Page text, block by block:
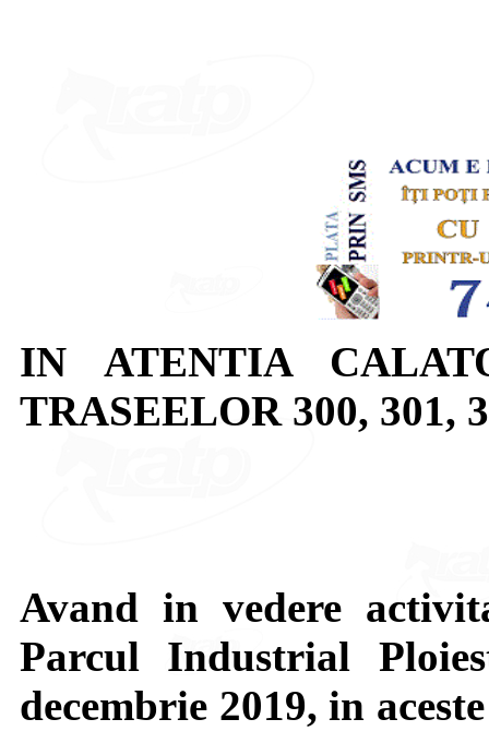
IN ATENTIA
TRASEELOR 300, 301,
Avand in vedere
Parcul Industrial
decembrie 2019, in